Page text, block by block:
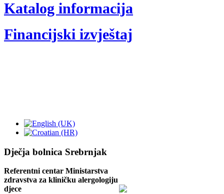
Katalog informacija
Financijski izvještaj
Dječja bolnica Srebrnjak
Referentni centar Ministarstva
zdravstva za kliničku alergologiju
djece